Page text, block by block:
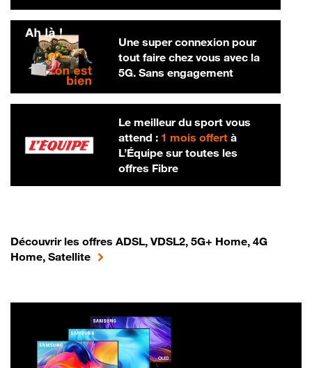
Une super connexion pour
tout faire chez vous avec la
5G. Sans engagement
Le meilleur du sport vous
attend : 1 mois offertà
L’Équipe sur toutes les
offres Fibre
Découvrir les offres ADSL, VDSL2, 5G+ Home, 4G
Home, Satellite